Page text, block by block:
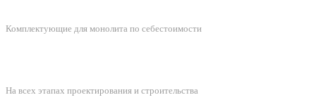
Комплектующие для монолита по себестоимости
На всех этапах проектирования и строительства